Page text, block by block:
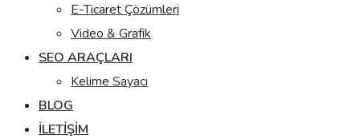
E-Ticaret Çözümleri
Video & Grafik
SEO ARAÇLARI
Kelime Sayacı
BLOG
İLETIŞIM